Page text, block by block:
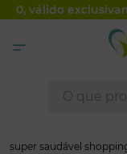
válido
super saudável